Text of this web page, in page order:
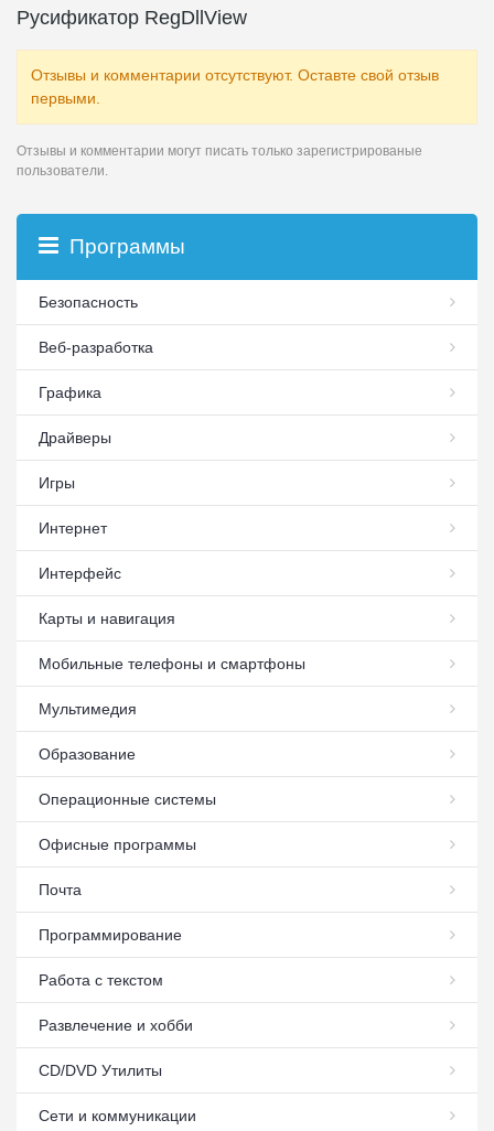
Русификатор RegDllView
Отзывы и комментарии отсутствуют. Оставте свой отзыв
первыми.
Отзывы и комментарии могут писать только зарегистрированые
пользователи.
Программы
Безопасность
Веб-разработка
Графика
Драйверы
Игры
Интернет
Интерфейс
Карты и навигация
Мобильные телефоны и смартфоны
Мультимедия
Образование
Операционные системы
Офисные программы
Почта
Программирование
Работа с текстом
Развлечение и хобби
СD/DVD Утилиты
Сети и коммуникации